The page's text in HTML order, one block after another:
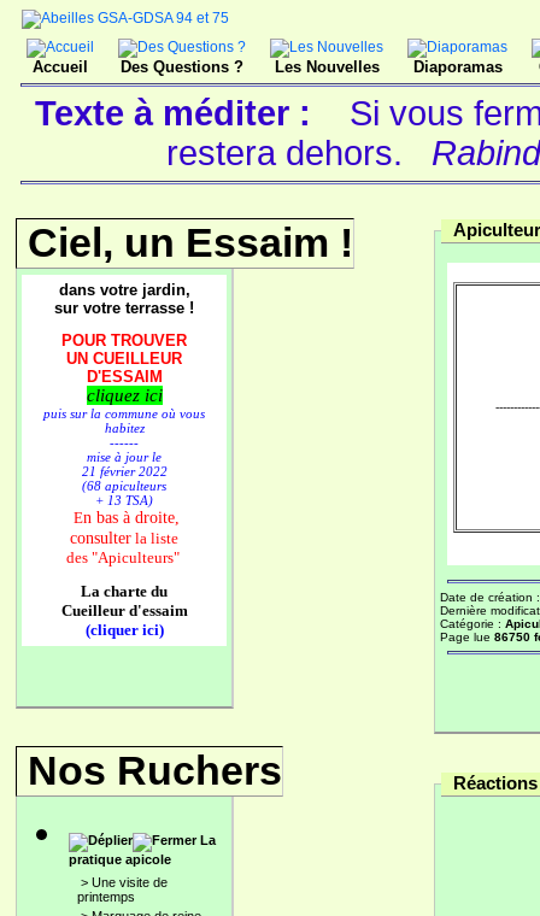
Accueil Des Questions ? Les Nouvelles Diaporamas
Texte à méditer :
Si vous
restera dehors.
Ciel, un Essaim !
dans votre jardin,
sur votre terrasse !
POUR TROUVER
UN CUEILLEUR
D'ESSAIM
cliquez ici
puis sur la commune où vous
habitez
------
mise à jour le
21 février 2022
(68 apiculteurs
+ 13 TSA)
En bas à droite,
consulter la liste
des "Apiculteurs"
La charte du
Cueilleur d'essaim
(cliquer ici)
Nos Ruchers
La
pratique apicole
> Une visite de
printemps
Date de création
Dernière
Catégorie :
Page lue 86750